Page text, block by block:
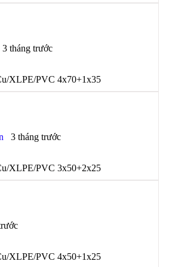
3 tháng trước
XLPE/PVC 4x70+1x35
3 tháng trước
XLPE/PVC 3x50+2x25
XLPE/PVC 4x50+1x25